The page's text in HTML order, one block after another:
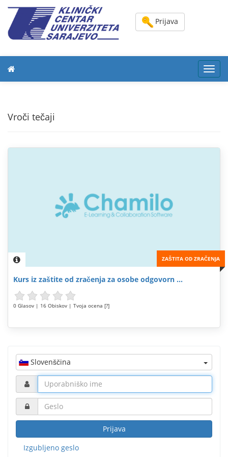
Prijava
Vroči tečaji
ZAŠTITA OD ZRAČENJA
Kurs iz zaštite od zračenja za osobe odgovorn ...
0 Glasov | 16 Obiskov | Tvoja ocena [?]
Slovenščina
Prijava
Izgubljeno geslo